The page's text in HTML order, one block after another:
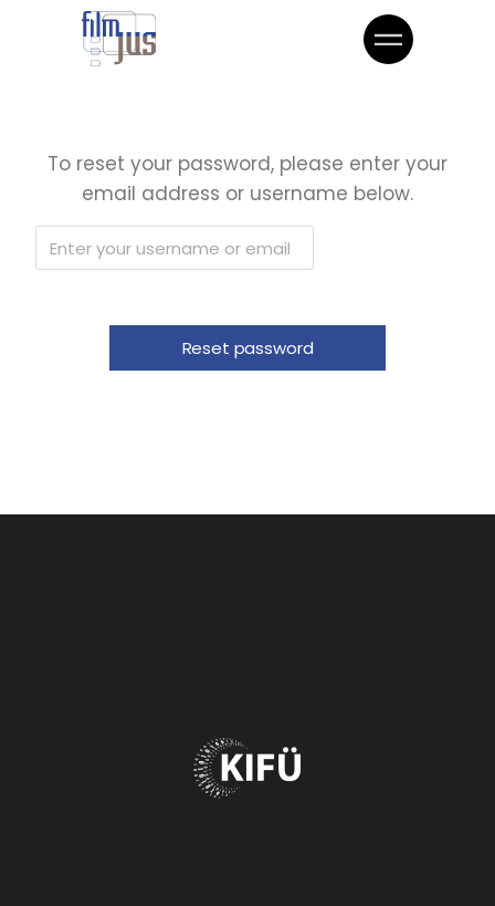
To reset your password, please enter your
email address or username below.